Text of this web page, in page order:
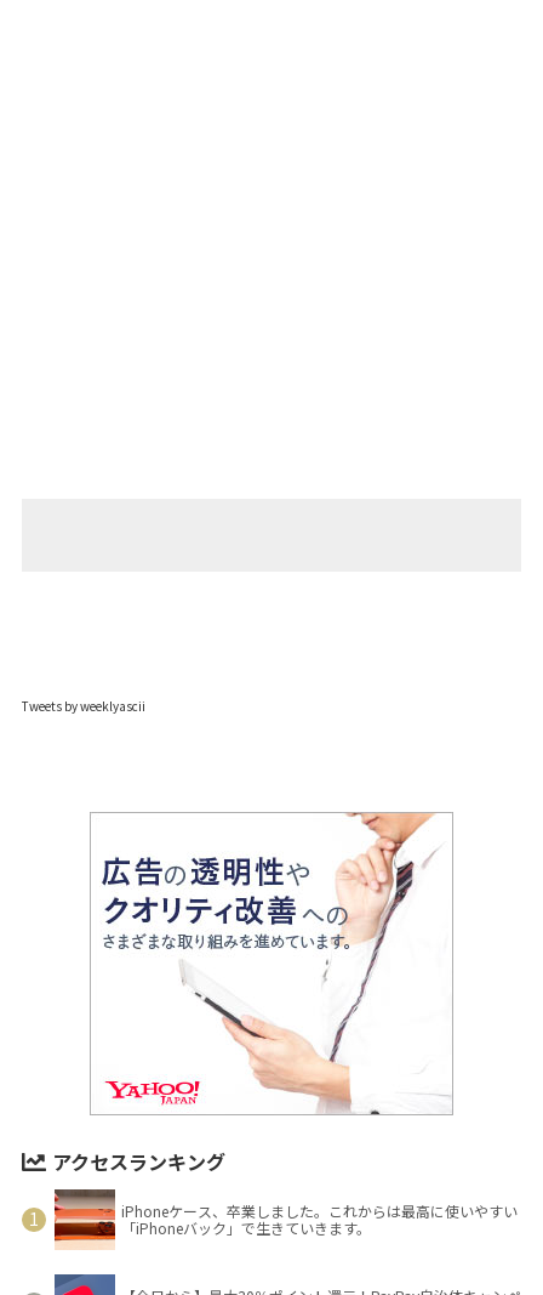
Tweets by weeklyascii
アクセスランキング
iPhoneケース、卒業しました。これからは最高に使いやすい
「iPhoneバック」で生きていきます。